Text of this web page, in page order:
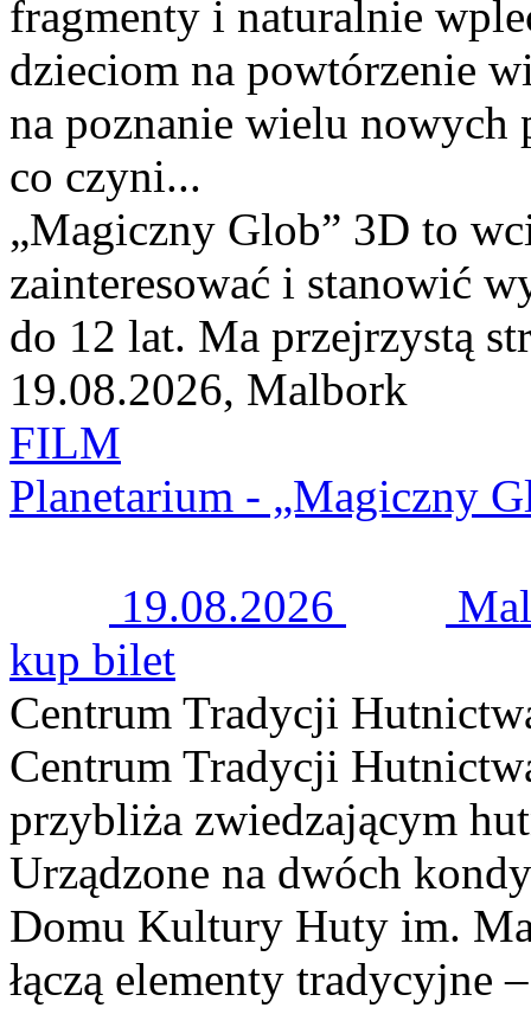
fragmenty i naturalnie
dzieciom na powtórzenie
na poznanie wielu nowych
co czyni...
„Magiczny Glob” 3D to
zainteresować i stanowić
do 12 lat. Ma przejrzystą
19.08.2026, Malbork
FILM
Planetarium - „Magiczny
19.08.2026
kup bilet
Centrum Tradycji
Centrum Tradycji
przybliża zwiedzającym
Urządzone na dwóch
Domu Kultury Huty im.
łączą elementy tradycyjne